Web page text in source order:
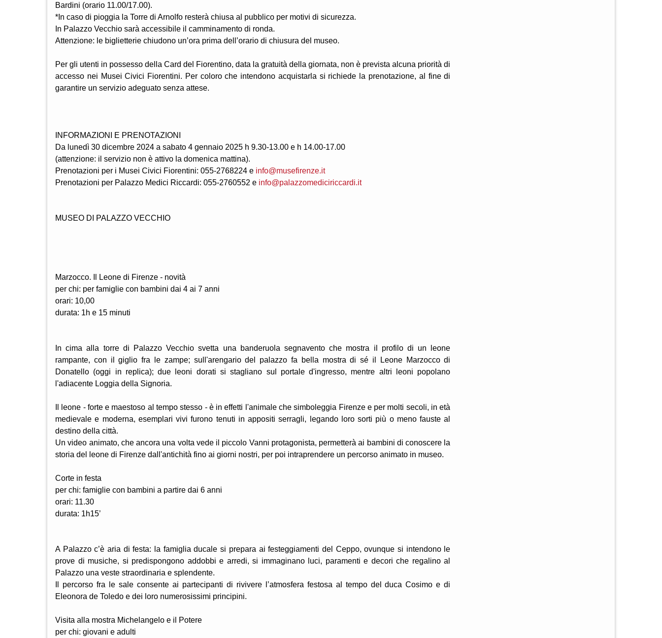
Bardini (orario 11.00/17.00).
*In caso di pioggia la Torre di Arnolfo resterà chiusa al pubblico per motivi di sicurezza.
In Palazzo Vecchio sarà accessibile il camminamento di ronda.
Attenzione: le biglietterie chiudono un’ora prima dell’orario di chiusura del museo.
Per gli utenti in possesso della Card del Fiorentino, data la gratuità della giornata, non è prevista alcuna priorità di
accesso nei Musei Civici Fiorentini. Per coloro che intendono acquistarla si richiede la prenotazione, al fine di
garantire un servizio adeguato senza attese.
INFORMAZIONI E PRENOTAZIONI
Da lunedì 30 dicembre 2024 a sabato 4 gennaio 2025 h 9.30-13.00 e h 14.00-17.00
(attenzione: il servizio non è attivo la domenica mattina).
Prenotazioni per i Musei Civici Fiorentini: 055-2768224 e info@musefirenze.it
Prenotazioni per Palazzo Medici Riccardi: 055-2760552 e info@palazzomediciriccardi.it
MUSEO DI PALAZZO VECCHIO
Marzocco. Il Leone di Firenze - novità
per chi: per famiglie con bambini dai 4 ai 7 anni
orari: 10,00
durata: 1h e 15 minuti
In cima alla torre di Palazzo Vecchio svetta una banderuola segnavento che mostra il profilo di un leone
rampante, con il giglio fra le zampe; sull'arengario del palazzo fa bella mostra di sé il Leone Marzocco di
Donatello (oggi in replica); due leoni dorati si stagliano sul portale d'ingresso, mentre altri leoni popolano
l'adiacente Loggia della Signoria.
Il leone - forte e maestoso al tempo stesso - è in effetti l'animale che simboleggia Firenze e per molti secoli, in età
medievale e moderna, esemplari vivi furono tenuti in appositi serragli, legando loro sorti più o meno fauste al
destino della città.
Un video animato, che ancora una volta vede il piccolo Vanni protagonista, permetterà ai bambini di conoscere la
storia del leone di Firenze dall'antichità fino ai giorni nostri, per poi intraprendere un percorso animato in museo.
Corte in festa
per chi: famiglie con bambini a partire dai 6 anni
orari: 11.30
durata: 1h15’
A Palazzo c’è aria di festa: la famiglia ducale si prepara ai festeggiamenti del Ceppo, ovunque si intendono le
prove di musiche, si predispongono addobbi e arredi, si immaginano luci, paramenti e decori che regalino al
Palazzo una veste straordinaria e splendente.
Il percorso fra le sale consente ai partecipanti di rivivere l’atmosfera festosa al tempo del duca Cosimo e di
Eleonora de Toledo e dei loro numerosissimi principini.
Visita alla mostra Michelangelo e il Potere
per chi: giovani e adulti